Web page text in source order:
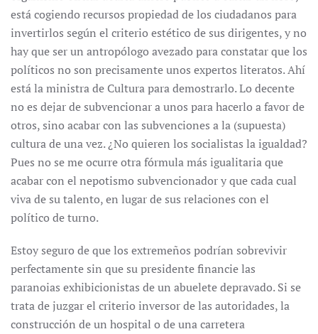
está cogiendo recursos propiedad de los ciudadanos para
invertirlos según el criterio estético de sus dirigentes, y no
hay que ser un antropólogo avezado para constatar que los
políticos no son precisamente unos expertos literatos. Ahí
está la ministra de Cultura para demostrarlo. Lo decente
no es dejar de subvencionar a unos para hacerlo a favor de
otros, sino acabar con las subvenciones a la (supuesta)
cultura de una vez. ¿No quieren los socialistas la igualdad?
Pues no se me ocurre otra fórmula más igualitaria que
acabar con el nepotismo subvencionador y que cada cual
viva de su talento, en lugar de sus relaciones con el
político de turno.
Estoy seguro de que los extremeños podrían sobrevivir
perfectamente sin que su presidente financie las
paranoias exhibicionistas de un abuelete depravado. Si se
trata de juzgar el criterio inversor de las autoridades, la
construcción de un hospital o de una carretera